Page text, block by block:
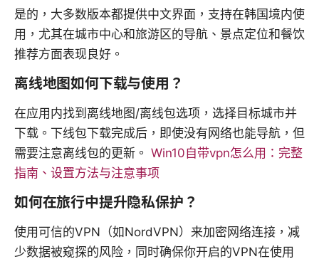
是的，大多数版本都提供中文界面，支持在韩国境内使
用，尤其在城市中心和旅游区的导航、景点定位和餐饮
推荐方面表现良好。
离线地图如何下载与使用？
在应用内找到离线地图/离线包选项，选择目标城市并
下载。下线包下载完成后，即使没有网络也能导航，但
需要注意离线包的更新。 Win10自带vpn怎么用：完整
指南、设置方法与注意事项
如何在旅行中提升隐私保护？
使用可信的VPN（如NordVPN）来加密网络连接，减
少数据被窥探的风险，同时确保你开启的VPN在使用